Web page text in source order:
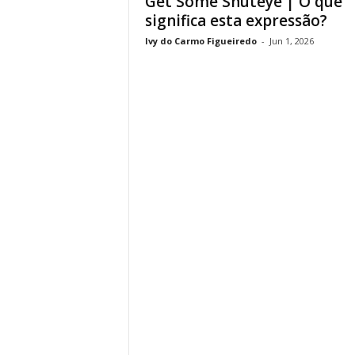
significa esta expressão?
Ivy do Carmo Figueiredo - Jun 1, 2026